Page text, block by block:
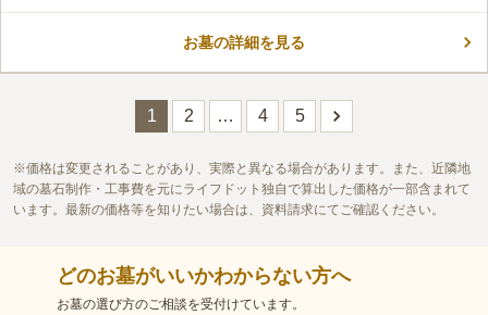
る場所をお探しの方におすすめです。 「魚津インター」から車
この霊園はまだ誰からも評価されていません。
お墓の詳細を見る
1 2 … 4 5
価格は変更されることがあり、実際と異なる場合があります。また、近隣地
域の墓石制作・工事費を元にライフドット独自で算出した価格が一部含まれて
います。最新の価格等を知りたい場合は、資料請求にてご確認ください。
どのお墓がいいかわからない方へ
お墓の選び方のご相談を受付けています。